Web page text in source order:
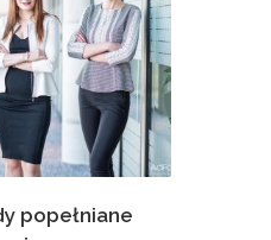
popełniane